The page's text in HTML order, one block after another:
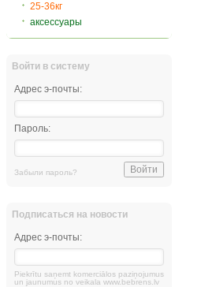
25-36кг
аксессуары
Войти в систему
Адрес э-почты:
Пароль:
Забыли пароль?
Подписаться на новости
Адрес э-почты:
Piekrītu saņemt komerciālos paziņojumus
un jaunumus no veikala www.bebrens.lv